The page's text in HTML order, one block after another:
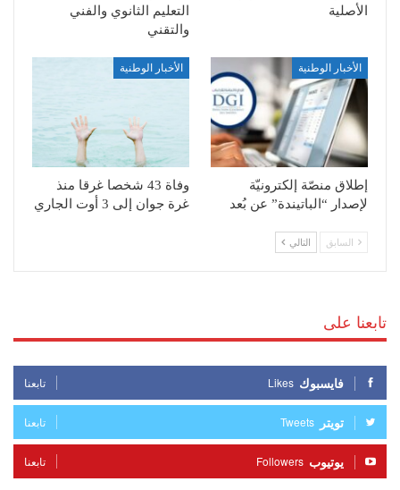
الأصلية
التعليم الثانوي والفني
والتقني
الأخبار الوطنية
إطلاق منصّة إلكترونيّة
لإصدار “الباتيندة” عن بُعد
الأخبار الوطنية
وفاة 43 شخصا غرقا منذ
غرة جوان إلى 3 أوت الجاري
السابق التالي
تابعنا على
فايسبوك Likes تابعنا
تويتر Tweets تابعنا
يوتيوب Followers تابعنا